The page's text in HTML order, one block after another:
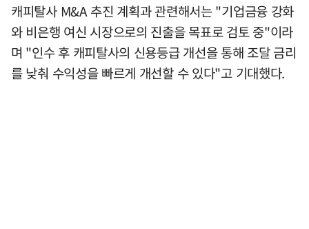
캐피탈사 M&A 추진 계획과 관련해서는 "기업금융 강화
와 비은행 여신 시장으로의 진출을 목표로 검토 중"이라
며 "인수 후 캐피탈사의 신용등급 개선을 통해 조달 금리
를 낮춰 수익성을 빠르게 개선할 수 있다"고 기대했다.